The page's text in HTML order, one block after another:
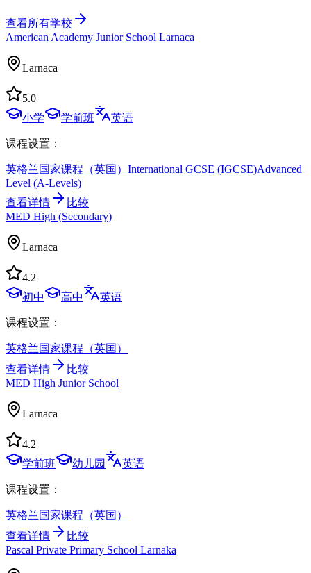
查看所有学校
American Academy Junior School Larnaca
Larnaca
5.0
小学
学前班 英语
课程设置：
英格兰国家课程（英国） International GCSE (IGCSE)Advanced
Level (A-Levels)
查看详情
比较
MED High (Secondary)
Larnaca
4.2
初中
高中 英语
课程设置：
英格兰国家课程（英国）
查看详情
比较
MED High Junior School
Larnaca
4.2
学前班
幼儿园 英语
课程设置：
英格兰国家课程（英国）
查看详情
比较
Pascal Private Primary School Larnaka